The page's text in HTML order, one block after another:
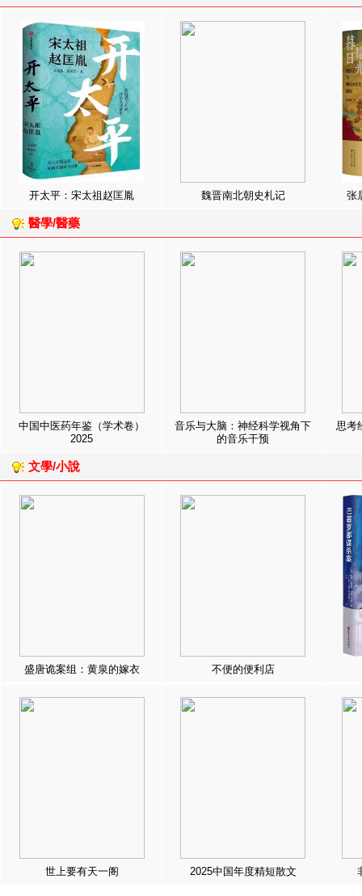
开太平：宋太祖赵匡胤 魏晋南北朝史札记 张
醫學/醫藥
中国中医药年鉴（学术卷）
2025
音乐与大脑：神经科学视角下
的音乐干预
思考
文學/小說
盛唐诡案组：黄泉的嫁衣 不便的便利店
世上要有天一阁 2025中国年度精短散文